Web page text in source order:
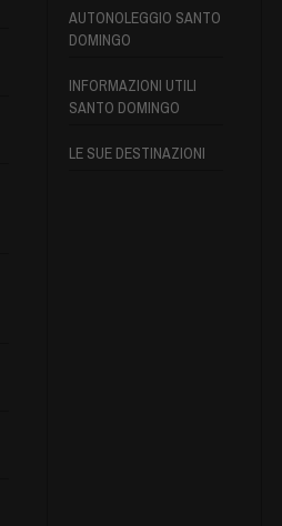
AUTONOLEGGIO SANTO
DOMINGO
INFORMAZIONI UTILI
SANTO DOMINGO
LE SUE DESTINAZIONI